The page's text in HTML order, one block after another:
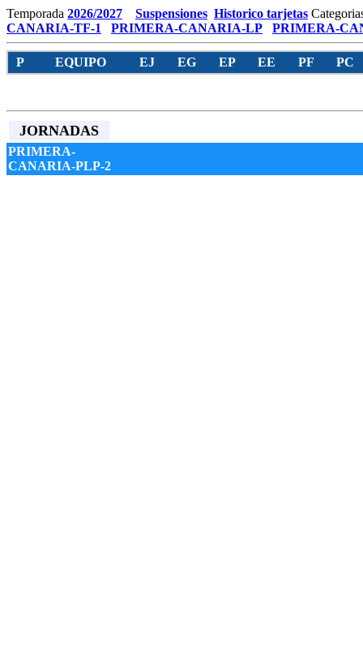
Temporada 2026/2027 Suspensiones Historico tarjetas
CANARIA-TF-1
PRIMERA-CANARIA-LP PRIMERA-
P EQUIPO EJ EG EP EE PF PC
JORNADAS
PRIMERA-
CANARIA-PLP-2